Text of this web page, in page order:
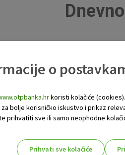
izvješće.pdf
banke
o
koristi kolačiće
bolje korisničko iskustvo i prikaz
prihvatiti sve ili samo neophodne
Prihvati sve kolačiće